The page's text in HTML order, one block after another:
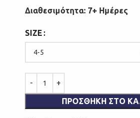
Διαθεσιμότητα: 7+ Ημέρες
SIZE
ΠΡΟΣΘΉΚΗ ΣΤΟ